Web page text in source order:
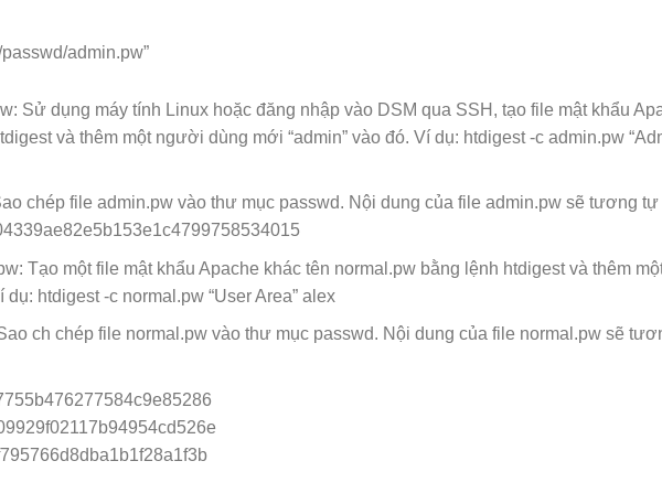
admin.pw”
Sử dụng máy tính Linux hoặc đăng nhập vào DSM qua SSH, tạo file mật khẩu
và thêm một người dùng mới “admin” vào đó. Ví dụ: htdigest -c admin.pw
chép file admin.pw vào thư mục passwd. Nội dung của file admin.pw sẽ tương
Tạo một file mật khẩu Apache khác tên normal.pw bằng lệnh htdigest và thêm
dụ: htdigest -c normal.pw “User Area” alex
ch chép file normal.pw vào thư mục passwd. Nội dung của file normal.pw sẽ